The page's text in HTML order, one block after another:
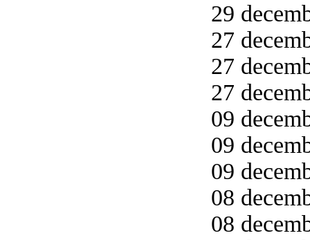
29
27
27
27
09
09
09
08
08